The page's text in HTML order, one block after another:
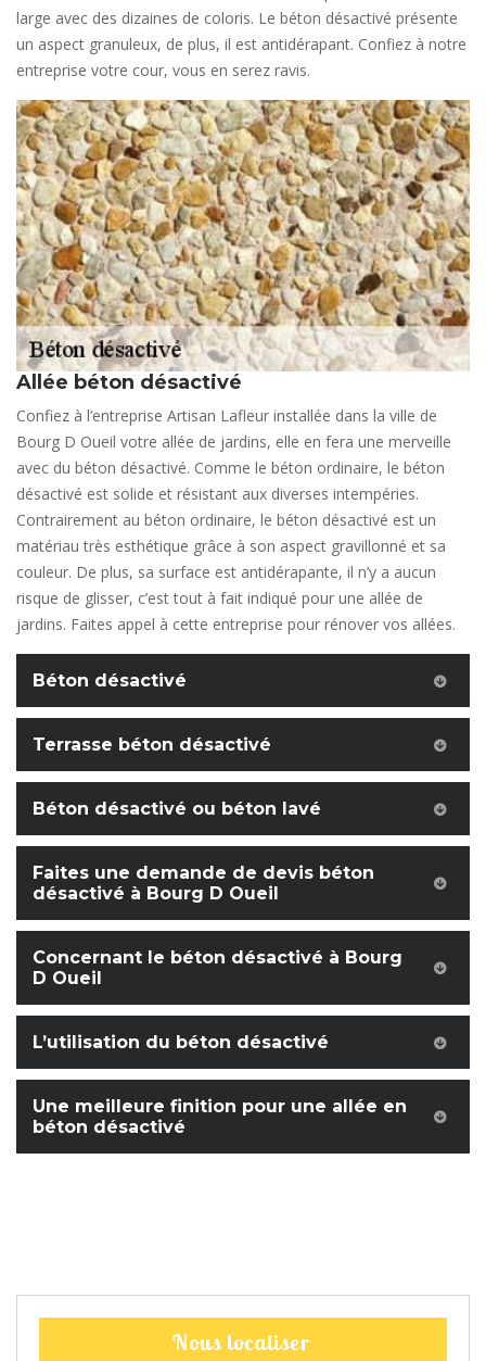
large avec des dizaines de coloris. Le béton désactivé présente
un aspect granuleux, de plus, il est antidérapant. Confiez à notre
entreprise votre cour, vous en serez ravis.
Allée béton désactivé
Confiez à l’entreprise Artisan Lafleur installée dans la ville de
Bourg D Oueil votre allée de jardins, elle en fera une merveille
avec du béton désactivé. Comme le béton ordinaire, le béton
désactivé est solide et résistant aux diverses intempéries.
Contrairement au béton ordinaire, le béton désactivé est un
matériau très esthétique grâce à son aspect gravillonné et sa
couleur. De plus, sa surface est antidérapante, il n’y a aucun
risque de glisser, c’est tout à fait indiqué pour une allée de
jardins. Faites appel à cette entreprise pour rénover vos allées.
Béton désactivé
Terrasse béton désactivé
Béton désactivé ou béton lavé
Faites une demande de devis béton
désactivé à Bourg D Oueil
Concernant le béton désactivé à Bourg
D Oueil
L’utilisation du béton désactivé
Une meilleure finition pour une allée en
béton désactivé
Nous localiser